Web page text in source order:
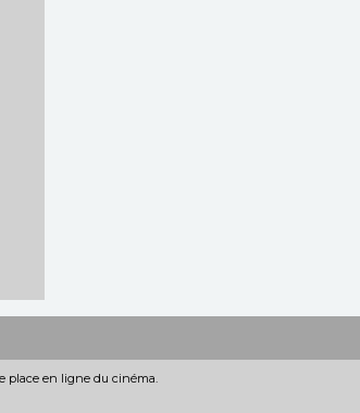
place en ligne du cinéma.